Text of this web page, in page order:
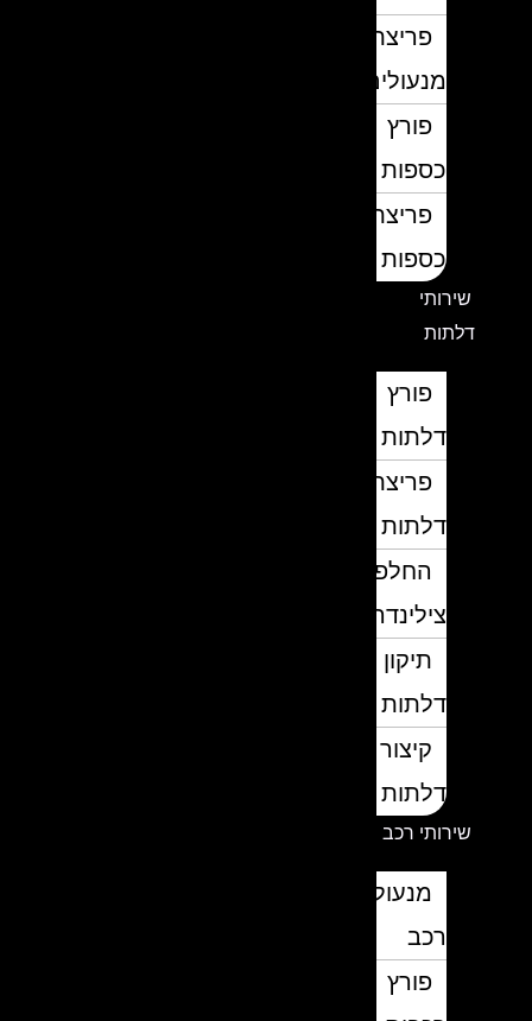
פריצת
מנעולים
פורץ
כספות
פריצת
כספות
שירותי
דלתות
פורץ
דלתות
פריצת
דלתות
החלפת
צילינדרים
תיקון
דלתות
קיצור
דלתות
שירותי רכב
מנעולן
פורץ